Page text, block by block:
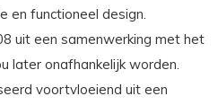
en functioneel design.
uit een samenwerking met het
later onafhankelijk worden.
voortvloeiend uit een